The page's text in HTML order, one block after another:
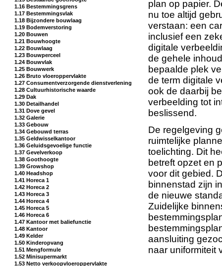
1.16 Bestemmingsgrens
1.17 Bestemmingsvlak
1.18 Bijzondere bouwlaag
1.19 Bodemverstoring
1.20 Bouwen
1.21 Bouwhoogte
1.22 Bouwlaag
1.23 Bouwperceel
1.24 Bouwvlak
1.25 Bouwwerk
1.26 Bruto vloeroppervlakte
1.27 Consumentverzorgende dienstverlening
1.28 Cultuurhistorische waarde
1.29 Dak
1.30 Detailhandel
1.31 Dove gevel
1.32 Galerie
1.33 Gebouw
1.34 Gebouwd terras
1.35 Geldwisselkantoor
1.36 Geluidsgevoelige functie
1.37 Gevelverkoop
1.38 Goothoogte
1.39 Growshop
1.40 Headshop
1.41 Horeca 1
1.42 Horeca 2
1.43 Horeca 3
1.44 Horeca 4
1.45 Horeca 5
1.46 Horeca 6
1.47 Kantoor met baliefunctie
1.48 Kantoor
1.49 Kelder
1.50 Kinderopvang
1.51 Mengformule
1.52 Minisupermarkt
1.53 Netto verkoopvloeroppervlakte
plan op papier.
nu toe altijd
verstaan: een
inclusief een
digitale
de gehele
bepaalde plek
de term digitale
ook de daarbij
verbeelding tot
beslissend.
De regelgeving
ruimtelijke
toelichting. Dit
betreft opzet en
voor dit gebied.
binnenstad zijn
de nieuwe
Zuidelijke
aansluiting
naar uniformiteit